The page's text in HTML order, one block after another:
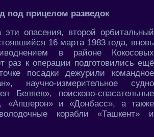
под прицелом разведок
эти опасения, второй орбитальный
16 марта 1983 года, вновь
в районе Кокосовых
раз к операции подготовились ещё
посадки дежурили командное
научно-измерительное судно
Беляев», поисково-спасательные
«Апшерон» и «Донбасс», а также
корабли «Ташкент» и